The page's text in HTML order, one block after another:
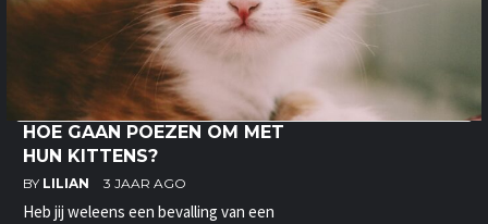
HOE GAAN POEZEN OM MET
HUN KITTENS?
BY LILIAN 3 JAAR AGO
Heb jij weleens een bevalling van een